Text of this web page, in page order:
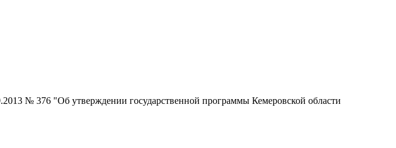
№ 376 "Об утверждении государственной программы Кемеровской области